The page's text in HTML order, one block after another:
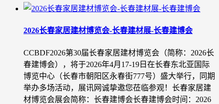
2026长春家居建材博览会-长春建材展-长春建博会
CCBDF2026第30届长春家居建材博览会（简称：2026长
春建博会），将于2026年4月17-19日在长春东北亚国际
博览中心（长春市朝阳区永春街777号）盛大举行，同期
举办多场活动，展讯网诚挚邀您莅临参观！长春家居建
材博览会展会简称：长春建博会长春建博会时间：2026